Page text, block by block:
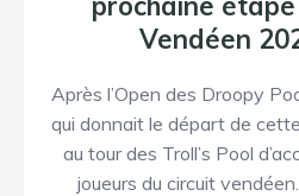
Vendéen
Après l’Open des Droopy
qui donnait le départ de
au tour des Troll’s Pool
joueurs du circuit vendéen.